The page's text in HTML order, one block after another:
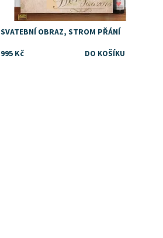
SVATEBNÍ OBRAZ, STROM PŘÁNÍ
995 Kč